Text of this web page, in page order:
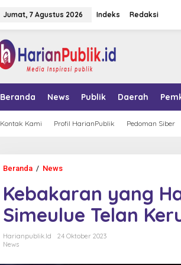
Jumat, 7 Agustus 2026 Indeks Redaksi
Beranda News Publik Daerah
Kontak Kami Profil HarianPublik Pedoman Siber
Beranda / News
b
a
k
a
r
Kebakaran yang
Simeulue Telan
Harianpublik.id
24 Oktober 2023
News